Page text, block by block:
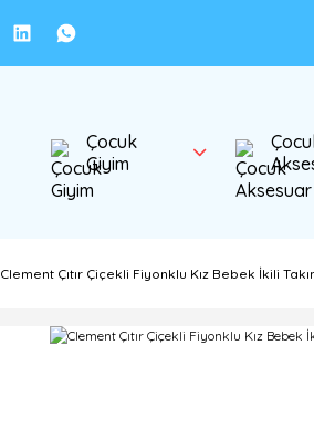
Çocuk
Giyim
Clement Çıtır Çiçekli Fiyonklu Kız Bebek İkili